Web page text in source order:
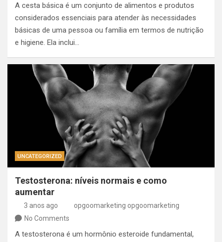
A cesta básica é um conjunto de alimentos e produtos
considerados essenciais para atender às necessidades
básicas de uma pessoa ou família em termos de nutrição
e higiene. Ela inclui…
UNCATEGORIZED
Testosterona: níveis normais e como
aumentar
3 anos ago
opgoomarketing opgoomarketing
No Comments
A testosterona é um hormônio esteroide fundamental,